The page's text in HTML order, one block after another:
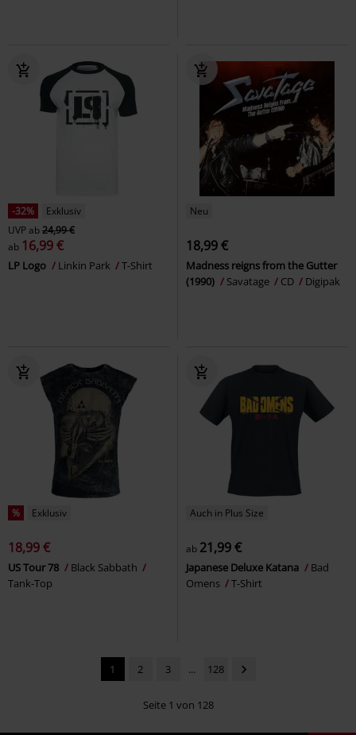
-32%
Exklusiv
UVPab24,99 €
ab 16,99 €
LP Logo Linkin Park T-Shirt
Neu
18,99 €
Madness reigns from the Gutter
(1990)
Savatage CD Digipak
% Exklusiv
18,99 €
US Tour 78
Black Sabbath
Tank-Top
Auch in Plus Size
ab 21,99 €
Japanese Deluxe Katana
Bad
Omens
T-Shirt
1 2 3 ... 128
Seite 1 von 128